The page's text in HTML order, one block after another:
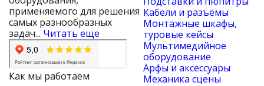
применяемого для решения
самых разнообразных
задач... Читать еще
Как мы работаем
Кабели и разъёмы
Монтажные шкафы,
туровые кейсы
Мультимедийное
оборудование
Арфы и аксессуары
Механика сцены